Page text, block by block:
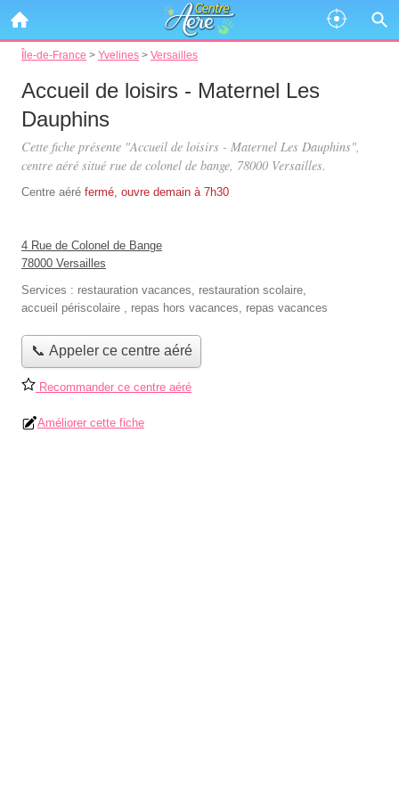
Île-de-France > Yvelines > Versailles
Accueil de loisirs - Maternel Les
Dauphins
Cette fiche présente "Accueil de loisirs - Maternel Les Dauphins",
centre aéré situé rue de colonel de bange, 78000 Versailles.
Centre aéré fermé, ouvre demain à 7h30
4 Rue de Colonel de Bange
78000 Versailles
Services : restauration vacances, restauration scolaire,
accueil périscolaire , repas hors vacances, repas vacances
📞 Appeler ce centre aéré
Recommander ce centre aéré
Améliorer cette fiche